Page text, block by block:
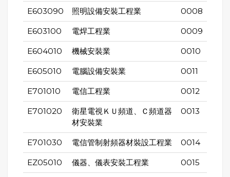
E603090 照明設備安裝工程業 0008
E603100 電焊工程業 0009
E604010 機械安裝業 0010
E605010 電腦設備安裝業 0011
E701010 電信工程業 0012
E701020
衛星電視ＫＵ頻道、Ｃ頻道器
材安裝業
0013
E701030 電信管制射頻器材裝設工程業 0014
EZ05010 儀器、儀表安裝工程業 0015